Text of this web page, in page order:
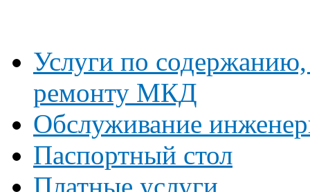
Услуги по
ремонту МКД
Обслуживание
Паспортный стол